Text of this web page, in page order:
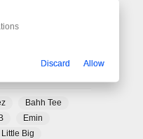
Bahh Tee
Emin
Little Big
Discard Allow